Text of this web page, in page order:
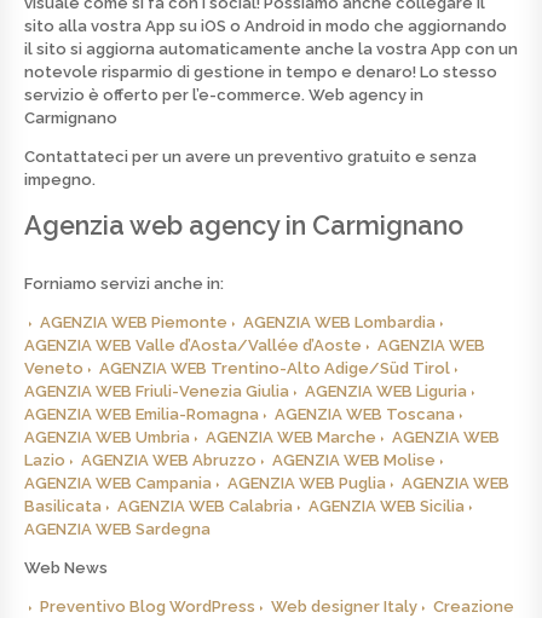
sito alla vostra App su iOS o Android in modo che aggiornando
il sito si aggiorna automaticamente anche la vostra App con un
notevole risparmio di gestione in tempo e denaro! Lo stesso
servizio è offerto per l’e-commerce. Web agency in
Carmignano
Contattateci per un avere un preventivo gratuito e senza
impegno.
Agenzia web agency in Carmignano
Forniamo servizi anche in:
AGENZIA WEB Piemonte
AGENZIA WEB Lombardia
AGENZIA WEB Valle d’Aosta/Vallée d’Aoste
AGENZIA WEB
Veneto
AGENZIA WEB Trentino-Alto Adige/Süd Tirol
AGENZIA WEB Friuli-Venezia Giulia
AGENZIA WEB Liguria
AGENZIA WEB Emilia-Romagna
AGENZIA WEB Toscana
AGENZIA WEB Umbria
AGENZIA WEB Marche
AGENZIA WEB
Lazio
AGENZIA WEB Abruzzo
AGENZIA WEB Molise
AGENZIA WEB Campania
AGENZIA WEB Puglia
AGENZIA WEB
Basilicata
AGENZIA WEB Calabria
AGENZIA WEB Sicilia
AGENZIA WEB Sardegna
Web News
Preventivo Blog WordPress Web designer Italy
Creazione